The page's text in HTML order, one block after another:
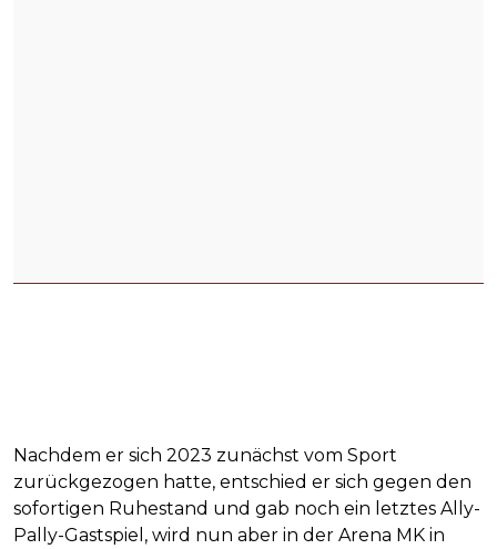
Nachdem er sich 2023 zunächst vom Sport
zurückgezogen hatte, entschied er sich gegen den
sofortigen Ruhestand und gab noch ein letztes Ally-
Pally-Gastspiel, wird nun aber in der Arena MK in